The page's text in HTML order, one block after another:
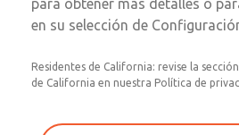
para obtener más detalles o
en su selección de
Residentes de California: revise la
de California en nuestra Política de